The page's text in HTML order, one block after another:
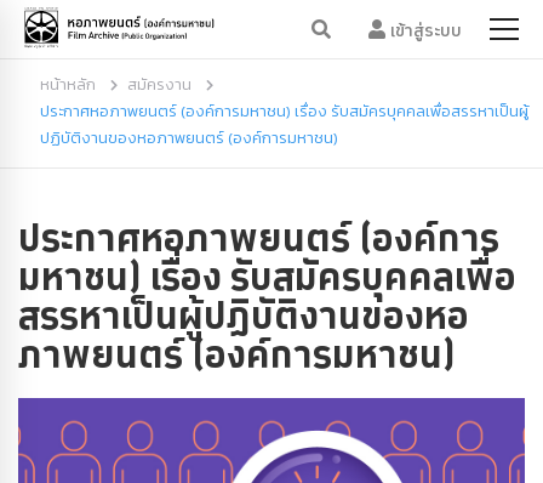
เข้าสู่ระบบ
หน้าหลัก
สมัครงาน
ประกาศหอภาพยนตร์ (องค์การมหาชน) เรื่อง รับสมัครบุคคลเพื่อสรรหาเป็นผู้
ปฏิบัติงานของหอภาพยนตร์ (องค์การมหาชน)
ประกาศหอภาพยนตร์ (องค์การ
มหาชน) เรื่อง รับสมัครบุคคลเพื่อ
สรรหาเป็นผู้ปฏิบัติงานของหอ
ภาพยนตร์ (องค์การมหาชน)